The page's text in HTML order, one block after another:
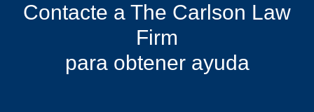
Contacte a The Carlson Law
Firm
para obtener ayuda